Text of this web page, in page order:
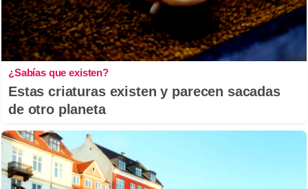
¿Sabías que existen?
Estas criaturas existen y parecen sacadas
de otro planeta